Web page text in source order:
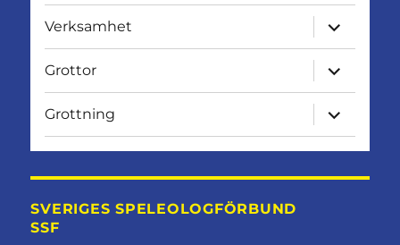
Verksamhet
expandera
Grottor
expandera
Grottning
expandera
SVERIGES SPELEOLOGFÖRBUND
SSF